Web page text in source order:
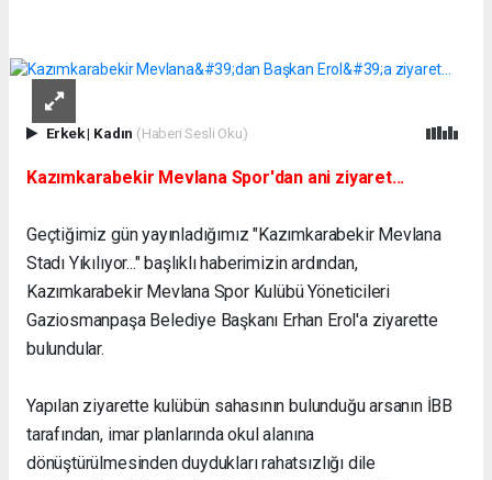
Erkek| Kadın (Haberi Sesli Oku)
Kazımkarabekir Mevlana Spor'dan ani ziyaret...
Geçtiğimiz gün yayınladığımız "Kazımkarabekir Mevlana
Stadı Yıkılıyor..." başlıklı haberimizin ardından,
Kazımkarabekir Mevlana Spor Kulübü Yöneticileri
Gaziosmanpaşa Belediye Başkanı Erhan Erol'a ziyarette
bulundular.
Yapılan ziyarette kulübün sahasının bulunduğu arsanın İBB
tarafından, imar planlarında okul alanına
dönüştürülmesinden duydukları rahatsızlığı dile